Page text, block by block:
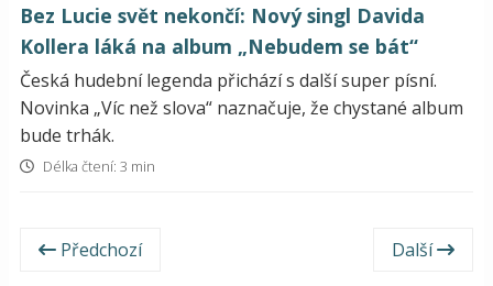
Bez Lucie svět nekončí: Nový singl Davida
Kollera láká na album „Nebudem se bát“
Česká hudební legenda přichází s další super písní.
Novinka „Víc než slova“ naznačuje, že chystané album
bude trhák.
Délka čtení: 3 min
Předchozí Další